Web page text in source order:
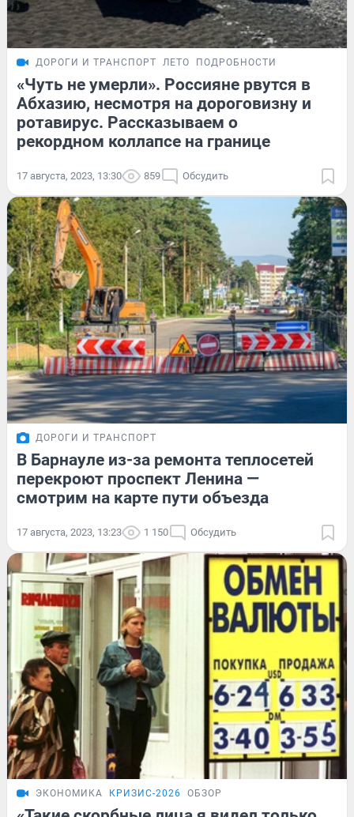
ДОРОГИ И ТРАНСПОРТ ЛЕТО ПОДРОБНОСТИ
«Чуть не умерли». Россияне рвутся в
Абхазию, несмотря на дороговизну и
ротавирус. Рассказываем о
рекордном коллапсе на границе
17 августа, 2023, 13:30 859 Обсудить
ДОРОГИ И ТРАНСПОРТ
В Барнауле из-за ремонта теплосетей
перекроют проспект Ленина —
смотрим на карте пути объезда
17 августа, 2023, 13:23 1 150 Обсудить
ЭКОНОМИКА КРИЗИС-2026 ОБЗОР